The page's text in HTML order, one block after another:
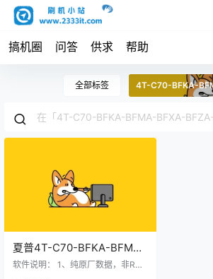
搞机圈 问答 供求 帮助
全部标签 4T-C70-BFKA-
夏普4T-C70-BFKA-BFMA-
BFXA-BFZA-AHTA智能电视
软件说明： 1、纯原厂数据，非ROO